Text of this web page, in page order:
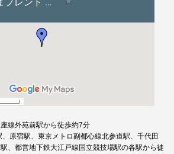
線外苑前駅から徒歩約7分
原宿駅、東京メトロ副都心線北参道駅、千代田
、都営地下鉄大江戸線国立競技場駅の各駅から徒